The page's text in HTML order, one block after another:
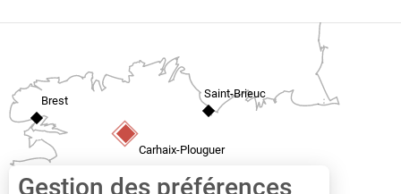
Brest
Saint-Brieuc
Carhaix-Plouguer
Gestion des préférences